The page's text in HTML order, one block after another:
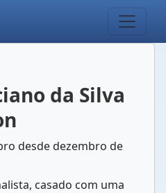
da Silva
desde dezembro de
casado com uma